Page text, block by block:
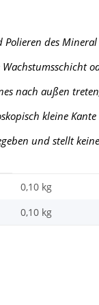
des Mineral
nach außen
kleine Kante
und stellt
0,10 kg
0,10 kg